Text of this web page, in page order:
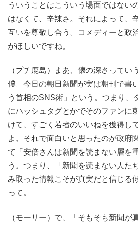
ういうことはこういう場面ではない
はなくて、辛辣さ。それによって、
互いを尊敬し合う、コメディーと政
がほしいですね。
（プチ鹿島）まあ、懐の深さってい
僕、今日の朝日新聞が実は朝刊で書
う首相のSNS術」という。つまり、
にハッシュタグとかでそのファンに
けて、すごく若者のいいねを獲得し
よ。それで面白いと思ったのが政府
て「安倍さんは新聞を読まない層を
う。つまり、「新聞を読まない人た
み取った情報こそが真実だと信じる
って。
（モーリー）で、「そもそも新聞が